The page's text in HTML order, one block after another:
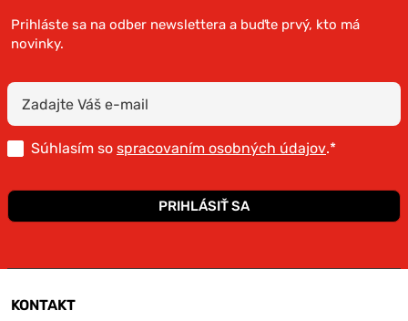
Prihláste sa na odber newslettera a buďte prvý, kto má
novinky.
Súhlasím so spracovaním osobných údajov.*
PRIHLÁSIŤ SA
KONTAKT